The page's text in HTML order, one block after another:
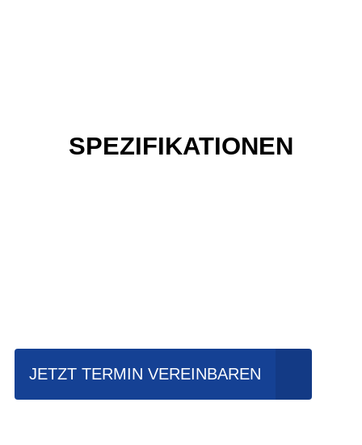
SPEZIFIKATIONEN
JETZT TERMIN VEREINBAREN